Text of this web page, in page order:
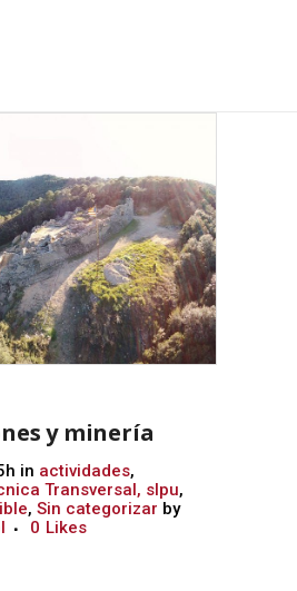
y minería
in actividades,
Transversal, slpu,
, Sin categorizar by
0 Likes